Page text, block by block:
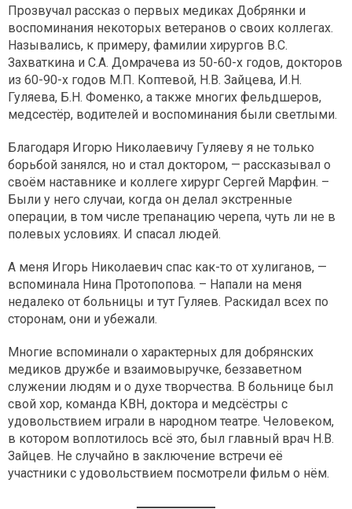
Прозвучал рассказ о первых медиках Добрянки и
воспоминания некоторых ветеранов о своих коллегах.
Назывались, к примеру, фамилии хирургов В.С.
Захваткина и С.А. Домрачева из 50-60-х годов, докторов
из 60-90-х годов М.П. Коптевой, Н.В. Зайцева, И.Н.
Гуляева, Б.Н. Фоменко, а также многих фельдшеров,
медсестёр, водителей и воспоминания были светлыми.
Благодаря Игорю Николаевичу Гуляеву я не только
борьбой занялся, но и стал доктором, — рассказывал о
своём наставнике и коллеге хирург Сергей Марфин. –
Были у него случаи, когда он делал экстренные
операции, в том числе трепанацию черепа, чуть ли не в
полевых условиях. И спасал людей.
А меня Игорь Николаевич спас как-то от хулиганов, —
вспоминала Нина Протопопова. – Напали на меня
недалеко от больницы и тут Гуляев. Раскидал всех по
сторонам, они и убежали.
Многие вспоминали о характерных для добрянских
медиков дружбе и взаимовыручке, беззаветном
служении людям и о духе творчества. В больнице был
свой хор, команда КВН, доктора и медсёстры с
удовольствием играли в народном театре. Человеком,
в котором воплотилось всё это, был главный врач Н.В.
Зайцев. Не случайно в заключение встречи её
участники с удовольствием посмотрели фильм о нём.